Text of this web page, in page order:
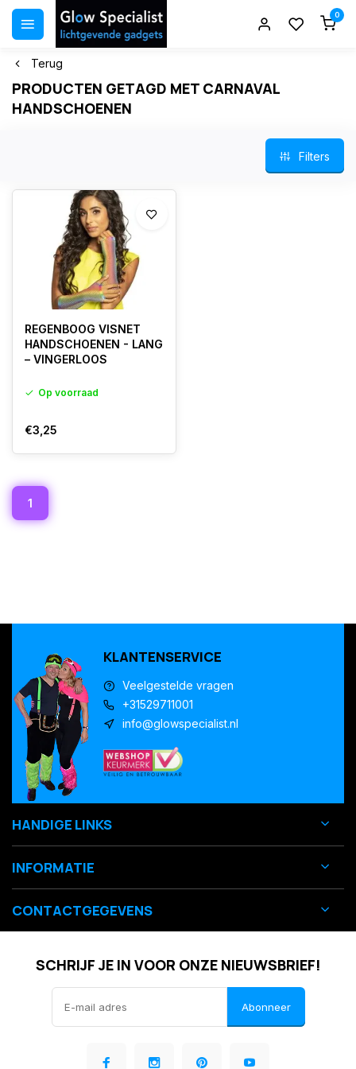
0
Terug
PRODUCTEN GETAGD MET CARNAVAL
HANDSCHOENEN
Filters
REGENBOOG VISNET
HANDSCHOENEN - LANG
– VINGERLOOS
Op voorraad
€3,25
1
KLANTENSERVICE
Veelgestelde vragen
+31529711001
info@glowspecialist.nl
HANDIGE LINKS
INFORMATIE
CONTACTGEGEVENS
SCHRIJF JE IN VOOR ONZE NIEUWSBRIEF!
Abonneer